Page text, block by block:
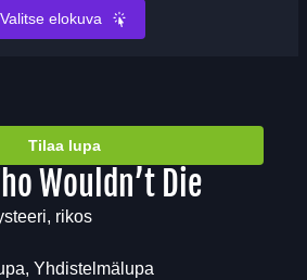
Valitse elokuva
Tilaa lupa
Wouldn’t Die
rikos
Yhdistelmälupa